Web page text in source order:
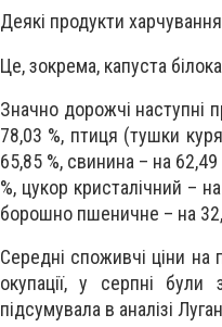
Деякі продукти
Це, зокрема, капуста
Значно дорожчі наступні
78,03 %, птиця (тушки
65,85 %, свинина – на
%, цукор кристалічний –
борошно пшеничне – на
Середні споживчі ціни на
окупації, у серпні
підсумувала в аналізі